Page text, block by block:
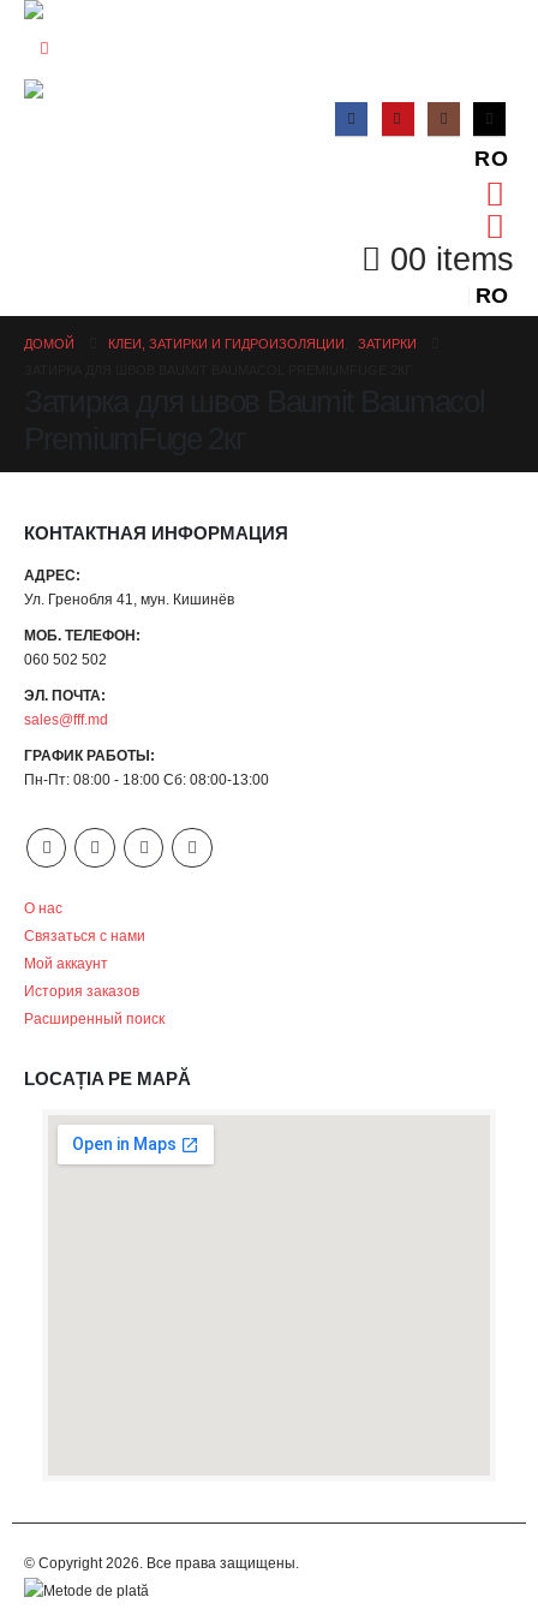
RO
00 items
RO
ДОМОЙ КЛЕИ, ЗАТИРКИ И ГИДРОИЗОЛЯЦИИ
ЗАТИРКИ
КОНТАКТНАЯ ИНФОРМАЦИЯ
АДРЕС:
Ул. Гренобля 41, мун. Кишинёв
МОБ. ТЕЛЕФОН:
060 502 502
ЭЛ. ПОЧТА:
sales@fff.md
ГРАФИК РАБОТЫ:
Пн-Пт: 08:00 - 18:00 Сб: 08:00-13:00
О нас
Связаться с нами
Мой аккаунт
История заказов
Расширенный поиск
LOCAȚIA PE MAPĂ
© Copyright 2026. Все права защищены.